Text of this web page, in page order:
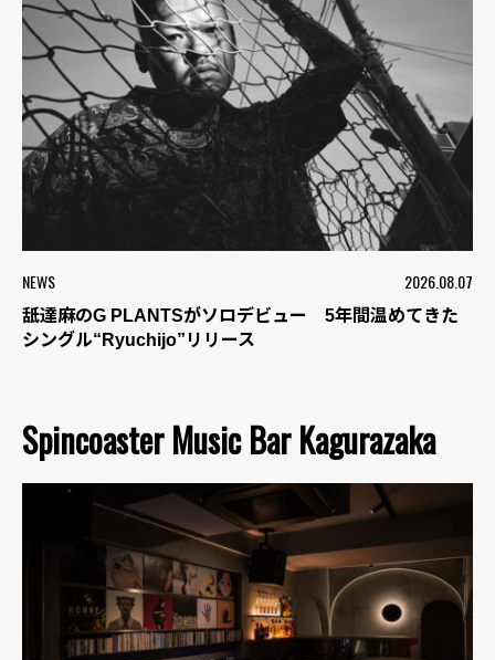
NEWS 2026.08.07
舐達麻のG PLANTSがソロデビュー 5年間温めてきた
シングル“Ryuchijo”リリース
Spincoaster Music Bar Kagurazaka